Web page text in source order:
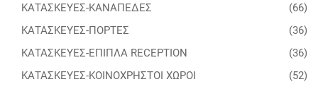
ΚΑΤΑΣΚΕΥΕΣ-ΚΑΝΑΠΕΔΕΣ
(66)
ΚΑΤΑΣΚΕΥΕΣ-ΠΟΡΤΕΣ
(36)
ΚΑΤΑΣΚΕΥΕΣ-ΕΠΙΠΛΑ RECEPTION
(36)
ΚΑΤΑΣΚΕΥΕΣ-ΚΟΙΝΟΧΡΗΣΤΟΙ ΧΩΡΟΙ
(52)